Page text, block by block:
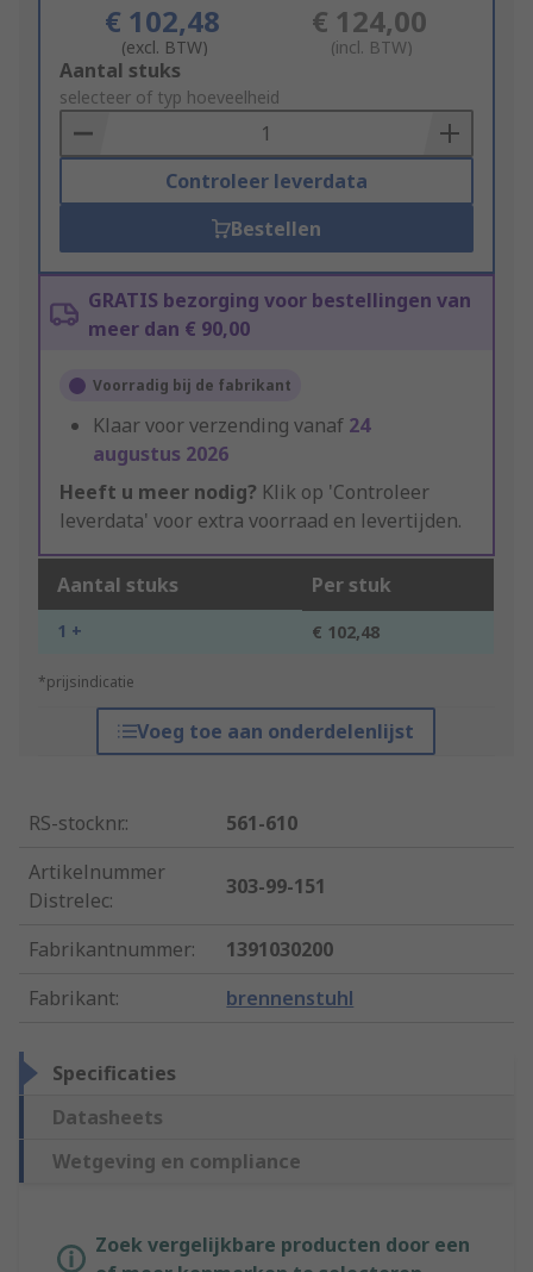
€ 102,48
(excl. BTW)
€ 124,00
(incl. BTW)
Add
to
Basket
Aantal stuks
selecteer of typ hoeveelheid
Controleer leverdata
Bestellen
GRATIS bezorging voor bestellingen van
meer dan € 90,00
Voorradig bij de fabrikant
Klaar voor verzending vanaf 24
augustus 2026
Heeft u meer nodig? Klik op 'Controleer
leverdata' voor extra voorraad en levertijden.
Aantal stuks Per stuk
1 + € 102,48
*prijsindicatie
Voeg toe aan onderdelenlijst
RS-stocknr.:
561-610
Artikelnummer
Distrelec:
303-99-151
Fabrikantnummer:
1391030200
Fabrikant: brennenstuhl
Specificaties
Datasheets
Wetgeving en compliance
Zoek vergelijkbare producten door een